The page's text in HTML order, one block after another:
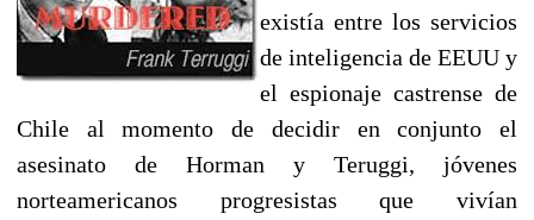
existía entre los servicios
de inteligencia de EEUU y
el espionaje castrense de
Chile al momento de decidir en conjunto el
asesinato de Horman y Teruggi, jóvenes
norteamericanos progresistas que vivían